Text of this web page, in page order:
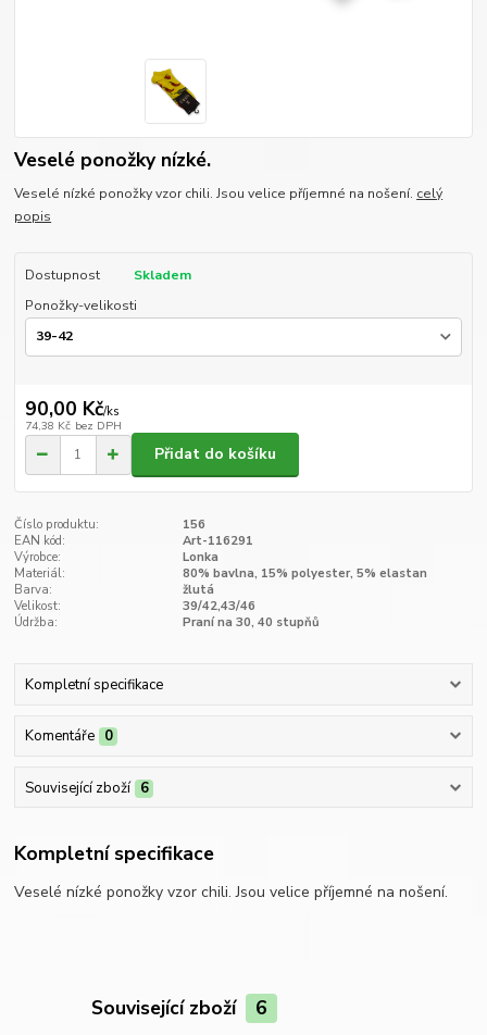
Veselé ponožky nízké.
Veselé nízké ponožky vzor chili. Jsou velice příjemné na nošení. celý
popis
Dostupnost
Skladem
Ponožky-velikosti
90,00 Kč/ks
74,38 Kč bez DPH
Přidat do košíku
Číslo produktu:
156
EAN kód:
Art-116291
Výrobce:
Lonka
Materiál:
80% bavlna, 15% polyester, 5% elastan
Barva:
žlutá
Velikost:
39/42,43/46
Údržba:
Praní na 30, 40 stupňů
Kompletní specifikace
Komentáře 0
Související zboží 6
Kompletní specifikace
Veselé nízké ponožky vzor chili. Jsou velice příjemné na nošení.
Související zboží 6